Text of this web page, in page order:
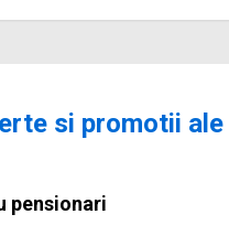
si promotii ale
pensionari